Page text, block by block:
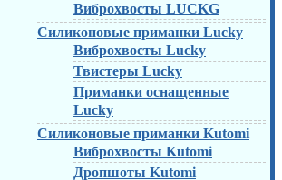
Виброхвосты LUCKG
Силиконовые приманки Lucky
Виброхвосты Lucky
Твистеры Lucky
Приманки оснащенные
Lucky
Силиконовые приманки Kutomi
Виброхвосты Kutomi
Дропшоты Kutomi